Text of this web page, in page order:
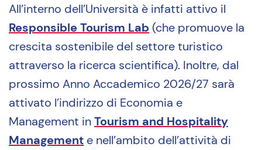
All’interno dell’Università è infatti attivo il
Responsible Tourism Lab (che promuove la
crescita sostenibile del settore turistico
attraverso la ricerca scientifica). Inoltre, dal
prossimo Anno Accademico 2026/27 sarà
attivato l’indirizzo di Economia e
Management inTourism and Hospitality
Management e nell’ambito dell’attività di